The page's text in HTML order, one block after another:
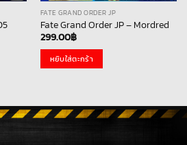
FATE GRAND ORDER JP
Fate Grand Order JP – Mordred
299.00฿
หยิบใส่ตะกร้า